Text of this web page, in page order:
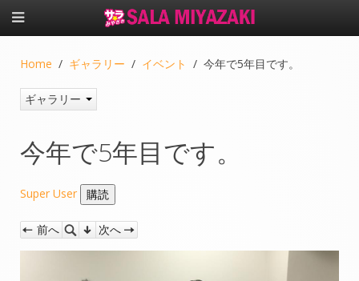
Home ギャラリー イベント 今年で5年目です。
ギャラリー
今年で5年目です。
Super User
前へ 次へ